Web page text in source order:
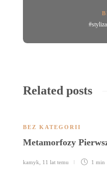
Related posts
BEZ KATEGORII
Metamorfozy
kamyk 11 lat temu 1 min